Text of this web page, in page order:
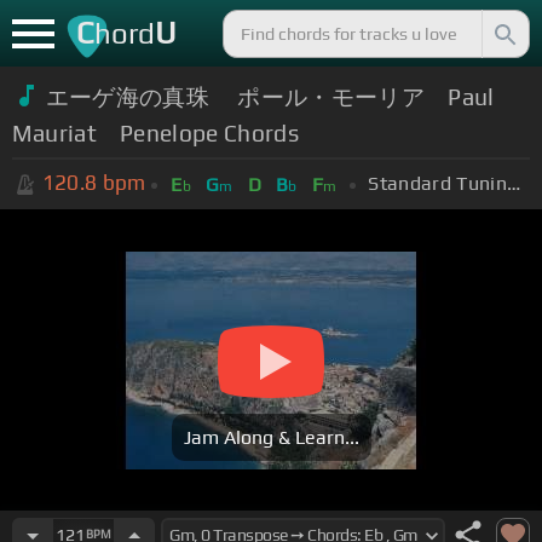
ChordU
エーゲ海の真珠 ポール・モーリア Paul
Mauriat Penelope Chords
120.8 bpm Eb Gm D Bb Fm Standard Tuning (EADGBE)
Jam Along & Learn...
121 BPM